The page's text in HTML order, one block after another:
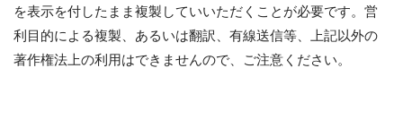
を表示を付したまま複製していいただくことが必要です。営
利目的による複製、あるいは翻訳、有線送信等、上記以外の
著作権法上の利用はできませんので、ご注意ください。